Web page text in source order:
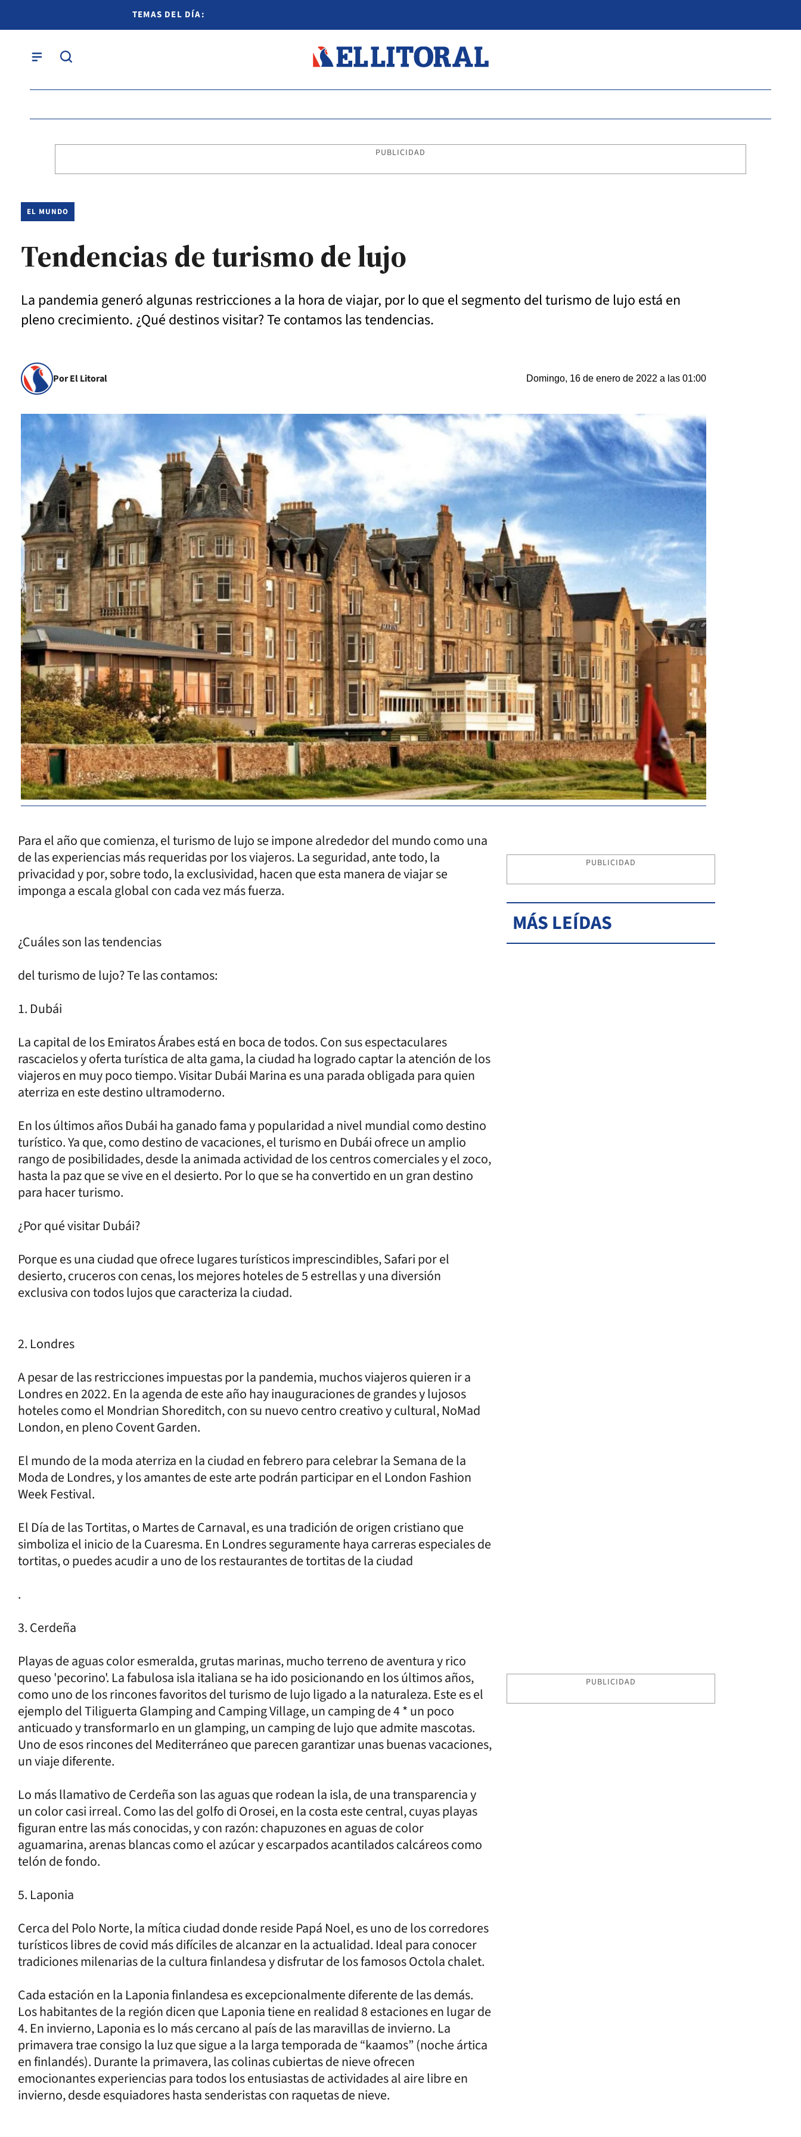
TEMAS DEL DÍA:
PUBLICIDAD
EL MUNDO
Tendencias de turismo de lujo
La pandemia generó algunas restricciones a la hora de viajar, por lo que el segmento del turismo de lujo está en
pleno crecimiento. ¿Qué destinos visitar? Te contamos las tendencias.
Por El Litoral Domingo, 16 de enero de 2022 a las 01:00
Para el año que comienza, el turismo de lujo se impone alrededor del mundo como una
de las experiencias más requeridas por los viajeros. La seguridad, ante todo, la
privacidad y por, sobre todo, la exclusividad, hacen que esta manera de viajar se
imponga a escala global con cada vez más fuerza.
¿Cuáles son las tendencias
del turismo de lujo? Te las contamos:
1. Dubái
La capital de los Emiratos Árabes está en boca de todos. Con sus espectaculares
rascacielos y oferta turística de alta gama, la ciudad ha logrado captar la atención de los
viajeros en muy poco tiempo. Visitar Dubái Marina es una parada obligada para quien
aterriza en este destino ultramoderno.
En los últimos años Dubái ha ganado fama y popularidad a nivel mundial como destino
turístico. Ya que, como destino de vacaciones, el turismo en Dubái ofrece un amplio
rango de posibilidades, desde la animada actividad de los centros comerciales y el zoco,
hasta la paz que se vive en el desierto. Por lo que se ha convertido en un gran destino
para hacer turismo.
¿Por qué visitar Dubái?
Porque es una ciudad que ofrece lugares turísticos imprescindibles, Safari por el
desierto, cruceros con cenas, los mejores hoteles de 5 estrellas y una diversión
exclusiva con todos lujos que caracteriza la ciudad.
2. Londres
A pesar de las restricciones impuestas por la pandemia, muchos viajeros quieren ir a
Londres en 2022. En la agenda de este año hay inauguraciones de grandes y lujosos
hoteles como el Mondrian Shoreditch, con su nuevo centro creativo y cultural, NoMad
London, en pleno Covent Garden.
El mundo de la moda aterriza en la ciudad en febrero para celebrar la Semana de la
Moda de Londres, y los amantes de este arte podrán participar en el London Fashion
Week Festival.
El Día de las Tortitas, o Martes de Carnaval, es una tradición de origen cristiano que
simboliza el inicio de la Cuaresma. En Londres seguramente haya carreras especiales de
tortitas, o puedes acudir a uno de los restaurantes de tortitas de la ciudad
.
3. Cerdeña
Playas de aguas color esmeralda, grutas marinas, mucho terreno de aventura y rico
queso 'pecorino'. La fabulosa isla italiana se ha ido posicionando en los últimos años,
como uno de los rincones favoritos del turismo de lujo ligado a la naturaleza. Este es el
ejemplo del Tiliguerta Glamping and Camping Village, un camping de 4 * un poco
anticuado y transformarlo en un glamping, un camping de lujo que admite mascotas.
Uno de esos rincones del Mediterráneo que parecen garantizar unas buenas vacaciones,
un viaje diferente.
Lo más llamativo de Cerdeña son las aguas que rodean la isla, de una transparencia y
un color casi irreal. Como las del golfo di Orosei, en la costa este central, cuyas playas
figuran entre las más conocidas, y con razón: chapuzones en aguas de color
aguamarina, arenas blancas como el azúcar y escarpados acantilados calcáreos como
telón de fondo.
5. Laponia
Cerca del Polo Norte, la mítica ciudad donde reside Papá Noel, es uno de los corredores
turísticos libres de covid más difíciles de alcanzar en la actualidad. Ideal para conocer
tradiciones milenarias de la cultura finlandesa y disfrutar de los famosos Octola chalet.
Cada estación en la Laponia finlandesa es excepcionalmente diferente de las demás.
Los habitantes de la región dicen que Laponia tiene en realidad 8 estaciones en lugar de
4. En invierno, Laponia es lo más cercano al país de las maravillas de invierno. La
primavera trae consigo la luz que sigue a la larga temporada de “kaamos” (noche ártica
en finlandés). Durante la primavera, las colinas cubiertas de nieve ofrecen
emocionantes experiencias para todos los entusiastas de actividades al aire libre en
invierno, desde esquiadores hasta senderistas con raquetas de nieve.
PUBLICIDAD
MÁS LEÍDAS
PUBLICIDAD